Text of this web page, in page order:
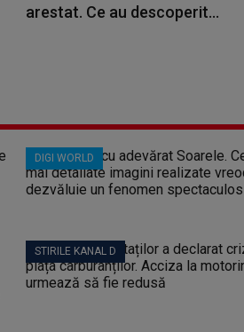
arestat. Ce au descoperit...
DIGI WORLD
STIRILE KANAL D